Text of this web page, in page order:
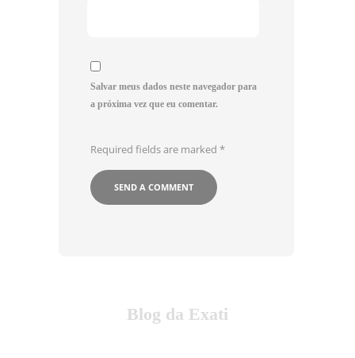
Salvar meus dados neste navegador para
a próxima vez que eu comentar.
Required fields are marked *
Blog da Exati